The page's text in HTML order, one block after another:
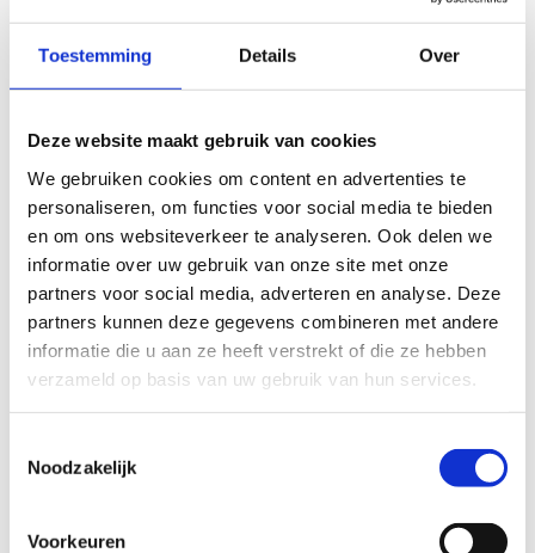
Toestemming Details Over
Deze website maakt gebruik van cookies
We gebruiken cookies om content en advertenties te
personaliseren, om functies voor social media te bieden
en om ons websiteverkeer te analyseren. Ook delen we
informatie over uw gebruik van onze site met onze
partners voor social media, adverteren en analyse. Deze
partners kunnen deze gegevens combineren met andere
informatie die u aan ze heeft verstrekt of die ze hebben
verzameld op basis van uw gebruik van hun services.
Noodzakelijk
Voorkeuren
Écht outdoor-avontuur op ons hoogteparcours. 5
teambuildingsspelen
naar boven tijdens de Highland Games!